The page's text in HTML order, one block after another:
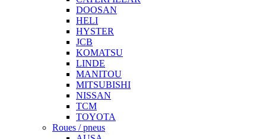
DOOSAN
HELI
HYSTER
JCB
KOMATSU
LINDE
MANITOU
MITSUBISHI
NISSAN
TCM
TOYOTA
Roues / pneus